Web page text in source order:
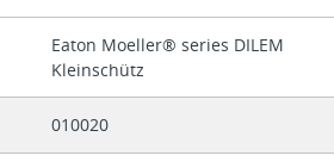
Eaton Moeller® series DILEM
Kleinschütz
010020